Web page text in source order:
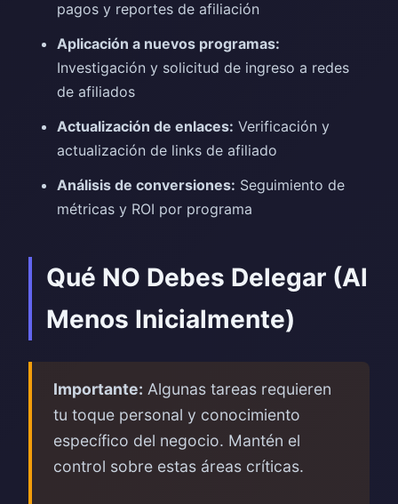
pagos y reportes de afiliación
Aplicación a nuevos programas:
Investigación y solicitud de ingreso a redes
de afiliados
Actualización de enlaces: Verificación y
actualización de links de afiliado
Análisis de conversiones: Seguimiento de
métricas y ROI por programa
Qué NO Debes Delegar (Al
Menos Inicialmente)
Importante: Algunas tareas requieren
tu toque personal y conocimiento
específico del negocio. Mantén el
control sobre estas áreas críticas.